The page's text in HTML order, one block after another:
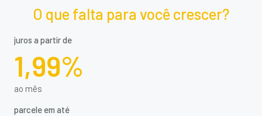
O que falta para você crescer?
juros a partir de
1,99%
ao mês
parcele em até